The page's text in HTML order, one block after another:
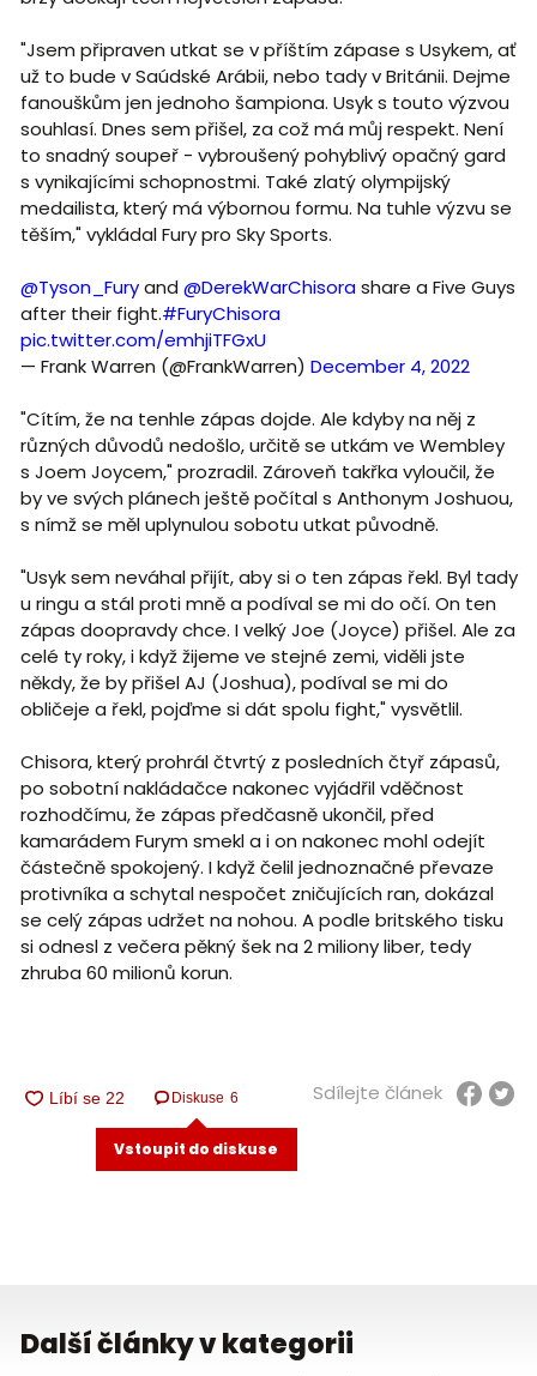
"Jsem připraven utkat se v příštím zápase s Usykem, ať
už to bude v Saúdské Arábii, nebo tady v Británii. Dejme
fanouškům jen jednoho šampiona. Usyk s touto výzvou
souhlasí. Dnes sem přišel, za což má můj respekt. Není
to snadný soupeř - vybroušený pohyblivý opačný gard
s vynikajícími schopnostmi. Také zlatý olympijský
medailista, který má výbornou formu. Na tuhle výzvu se
těším," vykládal Fury pro Sky Sports.
@Tyson_Furyand @DerekWarChisorashare a Five Guys
after their fight.#FuryChisora
pic.twitter.com/emhjiTFGxU
— Frank Warren (@FrankWarren) December 4, 2022
"Cítím, že na tenhle zápas dojde. Ale kdyby na něj z
různých důvodů nedošlo, určitě se utkám ve Wembley
s Joem Joycem," prozradil. Zároveň takřka vyloučil, že
by ve svých plánech ještě počítal s Anthonym Joshuou,
s nímž se měl uplynulou sobotu utkat původně.
"Usyk sem neváhal přijít, aby si o ten zápas řekl. Byl tady
u ringu a stál proti mně a podíval se mi do očí. On ten
zápas doopravdy chce. I velký Joe (Joyce) přišel. Ale za
celé ty roky, i když žijeme ve stejné zemi, viděli jste
někdy, že by přišel AJ (Joshua), podíval se mi do
obličeje a řekl, pojďme si dát spolu fight," vysvětlil.
Chisora, který prohrál čtvrtý z posledních čtyř zápasů,
po sobotní nakládačce nakonec vyjádřil vděčnost
rozhodčímu, že zápas předčasně ukončil, před
kamarádem Furym smekl a i on nakonec mohl odejít
částečně spokojený. I když čelil jednoznačné převaze
protivníka a schytal nespočet zničujících ran, dokázal
se celý zápas udržet na nohou. A podle britského tisku
si odnesl z večera pěkný šek na 2 miliony liber, tedy
zhruba 60 milionů korun.
Diskuse 6
Vstoupit do diskuse
Sdílejte článek
Další články v kategorii